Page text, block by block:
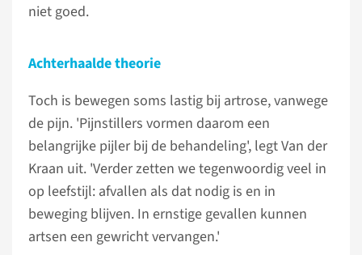
niet goed.
Achterhaalde theorie
Toch is bewegen soms lastig bij artrose, vanwege
de pijn. 'Pijnstillers vormen daarom een
belangrijke pijler bij de behandeling', legt Van der
Kraan uit. 'Verder zetten we tegenwoordig veel in
op leefstijl: afvallen als dat nodig is en in
beweging blijven. In ernstige gevallen kunnen
artsen een gewricht vervangen.'